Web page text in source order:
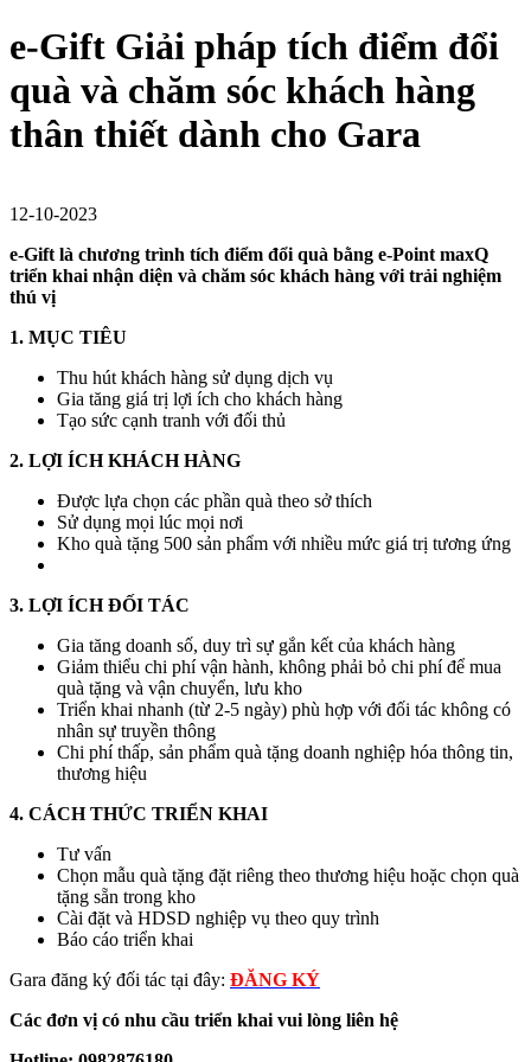
e-Gift Giải pháp tích điểm đổi
quà và chăm sóc khách hàng
thân thiết dành cho Gara
12-10-2023
e-Gift là chương trình tích điểm đổi quà bằng e-Point maxQ
triển khai nhận diện và chăm sóc khách hàng với trải nghiệm
thú vị
1. MỤC TIÊU
Thu hút khách hàng sử dụng dịch vụ
Gia tăng giá trị lợi ích cho khách hàng
Tạo sức cạnh tranh với đối thủ
2. LỢI ÍCH KHÁCH HÀNG
Được lựa chọn các phần quà theo sở thích
Sử dụng mọi lúc mọi nơi
Kho quà tặng 500 sản phẩm với nhiều mức giá trị tương ứng
3. LỢI ÍCH ĐỐI TÁC
Gia tăng doanh số, duy trì sự gắn kết của khách hàng
Giảm thiểu chi phí vận hành, không phải bỏ chi phí để mua
quà tặng và vận chuyển, lưu kho
Triển khai nhanh (từ 2-5 ngày) phù hợp với đối tác không có
nhân sự truyền thông
Chi phí thấp, sản phẩm quà tặng doanh nghiệp hóa thông tin,
thương hiệu
4. CÁCH THỨC TRIỂN KHAI
Tư vấn
Chọn mẫu quà tặng đặt riêng theo thương hiệu hoặc chọn quà
tặng sẵn trong kho
Cài đặt và HDSD nghiệp vụ theo quy trình
Báo cáo triển khai
Gara đăng ký đối tác tại đây: ĐĂNG KÝ
Các đơn vị có nhu cầu triển khai vui lòng liên hệ